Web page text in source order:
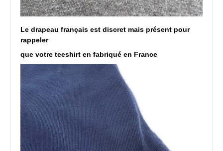
Le drapeau français est discret mais présent pour
rappeler
que votre teeshirt en fabriqué en France